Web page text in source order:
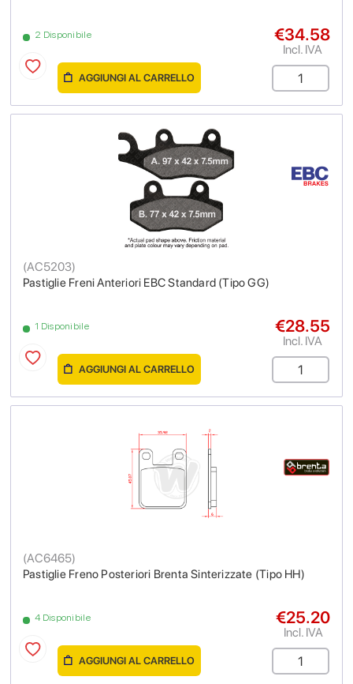
2 Disponibile €34.58
Incl. IVA
AGGIUNGI AL CARRELLO
Pastiglie Freni Anteriori EBC Standard (Tipo GG)
(AC5203)
1 Disponibile €28.55
Incl. IVA
AGGIUNGI AL CARRELLO
Pastiglie Freno Posteriori Brenta Sinterizzate (Tipo HH)
(AC6465)
4 Disponibile €25.20
Incl. IVA
AGGIUNGI AL CARRELLO